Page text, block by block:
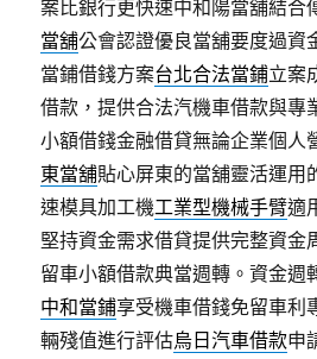
案比銀行更快速中和陽當舖結合
當舖公會認證優良當舖要度過資
當鋪借錢方案台北合法當鋪立案
借款，提供合法汽機車借款與專
小額借錢金融借貸無論企業個人
東當舖貼心屏東的當舖靈活運用
速模具加工機工業型機械手臂適
堅持資金需求借貸提供完整資金
留車小額借款典當週轉。資金週
中和當鋪享受機車借錢免留車利
輛殘值進行評估烏日汽車借款申